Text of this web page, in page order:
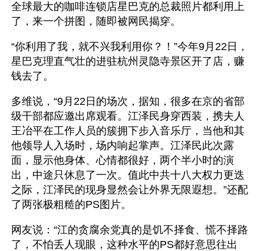
全球最大的咖啡连锁店星巴克的总裁照片都利用上
了，来一个拼图，随即被网民揭穿。
“你利用了我，就不兴我利用你？！”今年9月22日，
星巴克理直气壮的进驻杭州灵隐寺景区开了店，赚
钱去了。
多维说，“9月22日的场次，据知，很多在京的省部
级干部都应邀出席观看。江泽民身穿西装，携夫人
王冶平在工作人员的簇拥下步入音乐厅，当他和其
他领导人入场时，场内响起掌声。江泽民此次露
面，显示他身体、心情都很好，两个半小时的演
出，中途只休息了一次。值此中共十八大权力更迭
之际，江泽民的现身显然会让外界无限遐想。”还配
了两张极粗糙的PS图片。
网友说：“江的贪腐余党真的是饥不择食、慌不择路
了，不怕丢人现眼，这种水平的PS都好意思往出